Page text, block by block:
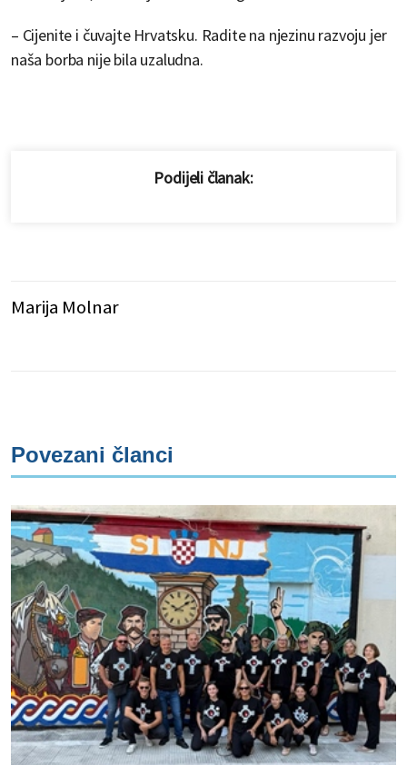
– Cijenite i čuvajte Hrvatsku. Radite na njezinu razvoju jer
naša borba nije bila uzaludna.
Podijeli članak:
Marija Molnar
Povezani članci